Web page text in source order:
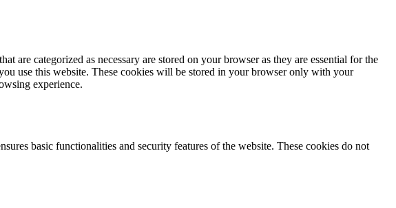
are categorized as necessary are stored on your browser as they are essential for the
use this website. These cookies will be stored in your browser only with your
experience.
basic functionalities and security features of the website. These cookies do not